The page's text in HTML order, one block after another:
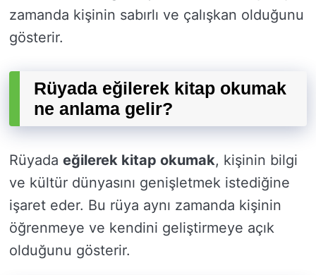
zamanda kişinin sabırlı ve çalışkan olduğunu
gösterir.
Rüyada eğilerek kitap okumak
ne anlama gelir?
Rüyada eğilerek kitap okumak, kişinin bilgi
ve kültür dünyasını genişletmek istediğine
işaret eder. Bu rüya aynı zamanda kişinin
öğrenmeye ve kendini geliştirmeye açık
olduğunu gösterir.